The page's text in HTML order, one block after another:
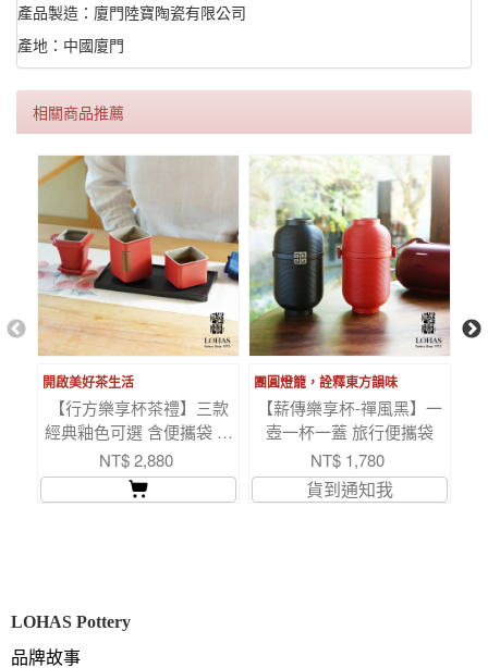
產品製造：廈門陸寶陶瓷有限公司
產地：中國廈門
相關商品推薦
開啟美好茶生活
【行方樂享杯茶禮】三款
經典釉色可選 含便攜袋 含
茶托
NT$ 2,880
團圓燈籠，詮釋東方韻味
【薪傳樂享杯-禪風黑】一
壺一杯一蓋 旅行便攜袋
NT$ 1,780
貨到通知我
LOHAS Pottery
品牌故事